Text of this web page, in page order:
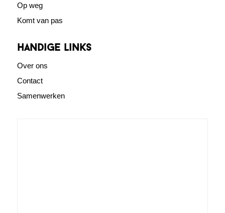
Op weg
Komt van pas
Handige links
Over ons
Contact
Samenwerken